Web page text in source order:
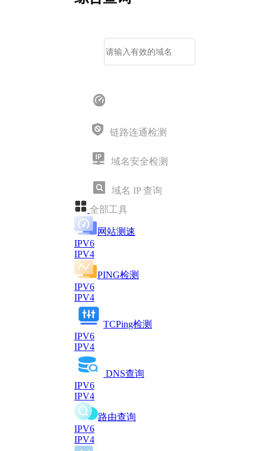
链路连通检测
域名安全检测
域名 IP 查询
全部工具
网站测速
IPV6
IPV4
PING检测
IPV6
IPV4
TCPing检测
IPV6
IPV4
DNS查询
IPV6
IPV4
路由查询
IPV6
IPV4